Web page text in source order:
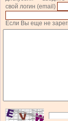
свой логин (email)
Если Вы еще не